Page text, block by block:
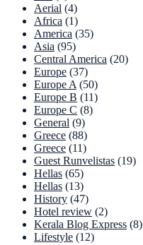
Aerial (4)
Africa (1)
America (35)
Asia (95)
Central America (20)
Europe (37)
Europe A(50)
Europe B (11)
Europe C (8)
General (9)
Greece (88)
Greece (11)
Guest Runvelistas (19)
Hellas (65)
Hellas (13)
History (47)
Hotel review (2)
Kerala Blog Express (8)
Lifestyle (12)